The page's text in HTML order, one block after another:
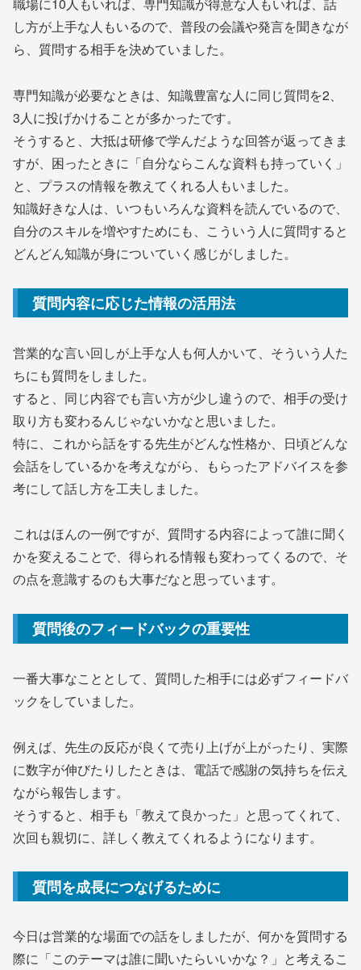
職場に10人もいれば、専門知識が得意な人もいれば、話
し方が上手な人もいるので、普段の会議や発言を聞きなが
ら、質問する相手を決めていました。
専門知識が必要なときは、知識豊富な人に同じ質問を2、
3人に投げかけることが多かったです。
そうすると、大抵は研修で学んだような回答が返ってきま
すが、困ったときに「自分ならこんな資料も持っていく」
と、プラスの情報を教えてくれる人もいました。
知識好きな人は、いつもいろんな資料を読んでいるので、
自分のスキルを増やすためにも、こういう人に質問すると
どんどん知識が身についていく感じがしました。
質問内容に応じた情報の活用法
営業的な言い回しが上手な人も何人かいて、そういう人た
ちにも質問をしました。
すると、同じ内容でも言い方が少し違うので、相手の受け
取り方も変わるんじゃないかなと思いました。
特に、これから話をする先生がどんな性格か、日頃どんな
会話をしているかを考えながら、もらったアドバイスを参
考にして話し方を工夫しました。
これはほんの一例ですが、質問する内容によって誰に聞く
かを変えることで、得られる情報も変わってくるので、そ
の点を意識するのも大事だなと思っています。
質問後のフィードバックの重要性
一番大事なこととして、質問した相手には必ずフィードバ
ックをしていました。
例えば、先生の反応が良くて売り上げが上がったり、実際
に数字が伸びたりしたときは、電話で感謝の気持ちを伝え
ながら報告します。
そうすると、相手も「教えて良かった」と思ってくれて、
次回も親切に、詳しく教えてくれるようになります。
質問を成長につなげるために
今日は営業的な場面での話をしましたが、何かを質問する
際に「このテーマは誰に聞いたらいいかな？」と考えるこ